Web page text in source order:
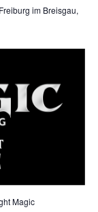
im Breisgau,
Magic